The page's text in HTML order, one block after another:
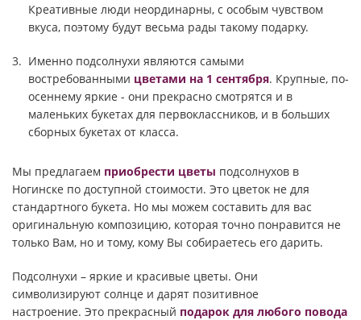
Креативные люди неординарны, с особым чувством
вкуса, поэтому будут весьма рады такому подарку.
Именно подсолнухи являются самыми
востребованными цветами на 1 сентября. Крупные, по-
осеннему яркие - они прекрасно смотрятся и в
маленьких букетах для первоклассников, и в больших
сборных букетах от класса.
Мы предлагаем приобрести цветы подсолнухов в
Ногинске по доступной стоимости. Это цветок не для
стандартного букета. Но мы можем составить для вас
оригинальную композицию, которая точно понравится не
только Вам, но и тому, кому Вы собираетесь его дарить.
Подсолнухи – яркие и красивые цветы. Они
символизируют солнце и дарят позитивное
настроение. Это прекрасный подарок для любого повода